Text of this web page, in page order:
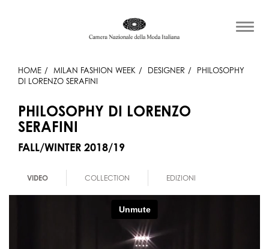
HOME MILAN FASHION WEEK DESIGNER
PHILOSOPHY
DI LORENZO SERAFINI
PHILOSOPHY DI LORENZO
SERAFINI
FALL/WINTER 2018/19
VIDEO COLLECTION EDIZIONI